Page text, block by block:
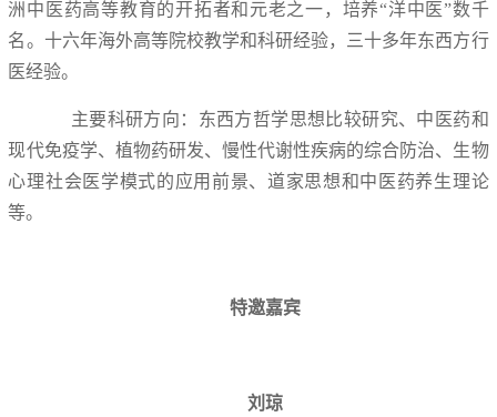
洲中医药高等教育的开拓者和元老之一，培养“洋中医”数千
名。十六年海外高等院校教学和科研经验，三十多年东西方行
医经验。
主要科研方向：东西方哲学思想比较研究、中医药和
现代免疫学、植物药研发、慢性代谢性疾病的综合防治、生物
心理社会医学模式的应用前景、道家思想和中医药养生理论
等。
特邀嘉宾
刘琼